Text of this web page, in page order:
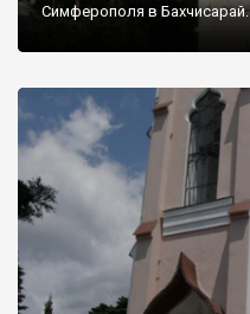
Симферополя в Бахчисарай.